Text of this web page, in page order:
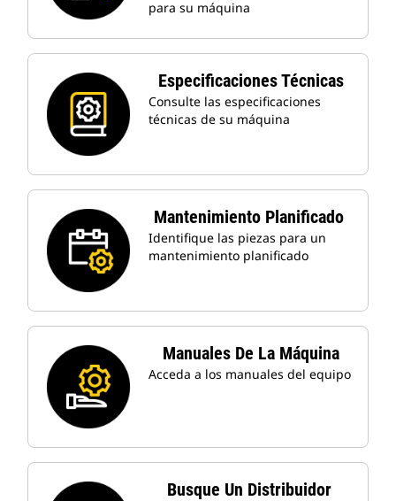
para su máquina
Especificaciones Técnicas
Consulte las especificaciones
técnicas de su máquina
Mantenimiento Planificado
Identifique las piezas para un
mantenimiento planificado
Manuales De La Máquina
Acceda a los manuales del equipo
Busque Un Distribuidor